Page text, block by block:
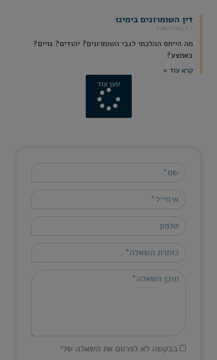
דין השומרונים בימינו
כ״ב באדר תשפ״ו
מה הייחס ההלכתי לגבי השומרונים? יהודים? גויים?
באמצע?
קרא עוד »
טען עוד
בבקשה לא לפרסם את השאלה שלי